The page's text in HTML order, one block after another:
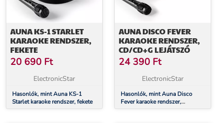
AUNA KS-1 STARLET
KARAOKE RENDSZER,
FEKETE
20 690 Ft
ElectronicStar
Hasonlók, mint Auna KS-1
Starlet karaoke rendszer, fekete
AUNA DISCO FEVER
KARAOKE RENDSZER,
CD/CD+G LEJÁTSZÓ
24 390 Ft
ElectronicStar
Hasonlók, mint Auna Disco
Fever karaoke rendszer,
CD/CD+G lejátszó